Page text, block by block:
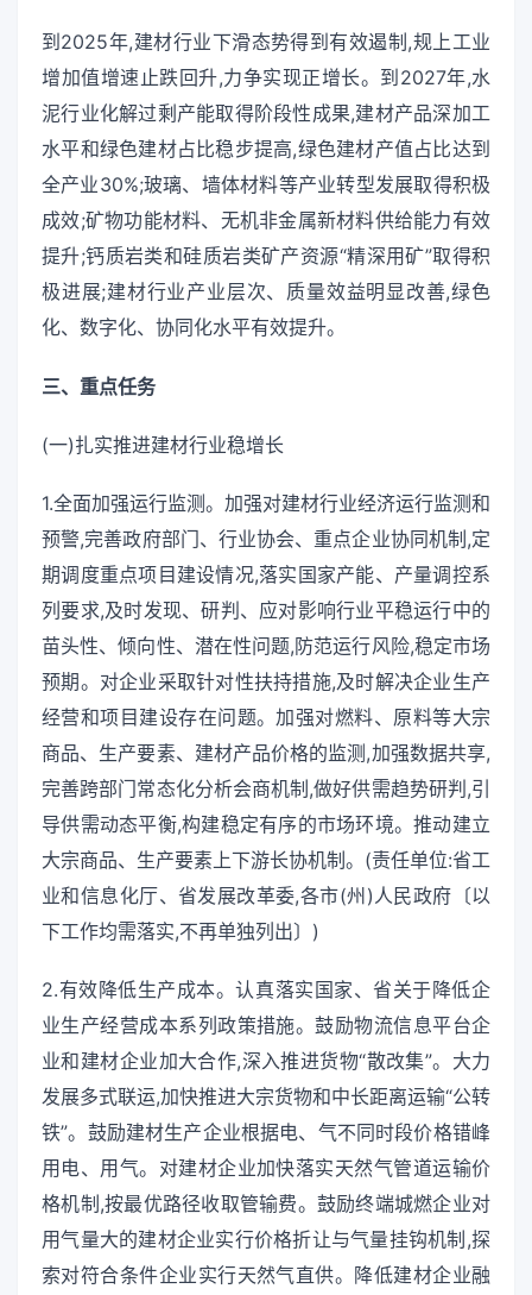
到2025年,建材行业下滑态势得到有效遏制,规上工业
增加值增速止跌回升,力争实现正增长。到2027年,水
泥行业化解过剩产能取得阶段性成果,建材产品深加工
水平和绿色建材占比稳步提高,绿色建材产值占比达到
全产业30%;玻璃、墙体材料等产业转型发展取得积极
成效;矿物功能材料、无机非金属新材料供给能力有效
提升;钙质岩类和硅质岩类矿产资源“精深用矿”取得积
极进展;建材行业产业层次、质量效益明显改善,绿色
化、数字化、协同化水平有效提升。
三、重点任务
(一)扎实推进建材行业稳增长
1.全面加强运行监测。加强对建材行业经济运行监测和
预警,完善政府部门、行业协会、重点企业协同机制,定
期调度重点项目建设情况,落实国家产能、产量调控系
列要求,及时发现、研判、应对影响行业平稳运行中的
苗头性、倾向性、潜在性问题,防范运行风险,稳定市场
预期。对企业采取针对性扶持措施,及时解决企业生产
经营和项目建设存在问题。加强对燃料、原料等大宗
商品、生产要素、建材产品价格的监测,加强数据共享,
完善跨部门常态化分析会商机制,做好供需趋势研判,引
导供需动态平衡,构建稳定有序的市场环境。推动建立
大宗商品、生产要素上下游长协机制。(责任单位:省工
业和信息化厅、省发展改革委,各市(州)人民政府〔以
下工作均需落实,不再单独列出〕)
2.有效降低生产成本。认真落实国家、省关于降低企
业生产经营成本系列政策措施。鼓励物流信息平台企
业和建材企业加大合作,深入推进货物“散改集”。大力
发展多式联运,加快推进大宗货物和中长距离运输“公转
铁”。鼓励建材生产企业根据电、气不同时段价格错峰
用电、用气。对建材企业加快落实天然气管道运输价
格机制,按最优路径收取管输费。鼓励终端城燃企业对
用气量大的建材企业实行价格折让与气量挂钩机制,探
索对符合条件企业实行天然气直供。降低建材企业融